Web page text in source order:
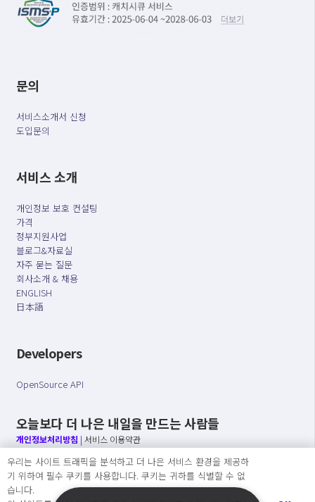
문의
서비스소개서 신청
도입문의
서비스 소개
개인정보 보호 컨설팅
가격
정부지원사업
블로그&자료실
자주 묻는 질문
회사소개 & 채용
ENGLISH
日本語
Developers
OpenSource API
오늘보다 더 나은 내일을 만드는 사람들
개인정보처리방침 | 서비스 이용약관
○ 개인정보보호 컴플라이언스를 선도하겠습니다.
○ 정보주체의 권리를 보장하겠습니다.
○ 기업의 개인정보보호를 위한 효율적 관리를 보장하겠습니다.
우리는 사이트 트래픽을 분석하고 더 나은 서비스 환경을 제공하
기 위하여 필수 쿠키를 사용합니다. 쿠키는 귀하를 식별할 수 없
습니다.